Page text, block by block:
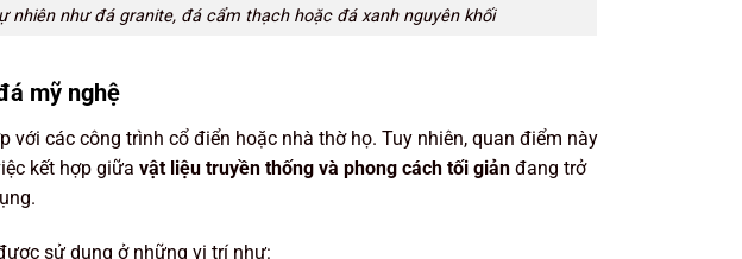
như đá granite, đá cẩm thạch hoặc đá xanh nguyên khối
mỹ nghệ
với các công trình cổ điển hoặc nhà thờ họ. Tuy nhiên, quan điểm này
kết hợp giữa vật liệu truyền thống và phong cách tối giản đang trở
sử dụng ở những vị trí như: